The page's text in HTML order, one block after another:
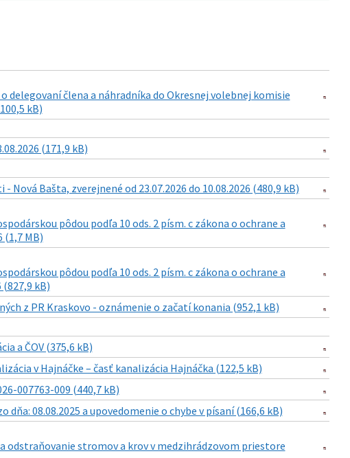
delegovaní člena a náhradníka do Okresnej volebnej komisie
kB)
(171,9 kB)
Bašta, zverejnené od 23.07.2026 do 10.08.2026 (480,9 kB)
pôdou podľa 10 ods. 2 písm. c zákona o ochrane a
(1,7 MB)
pôdou podľa 10 ods. 2 písm. c zákona o ochrane a
(827,9 kB)
z PR Kraskovo - oznámenie o začatí konania (952,1 kB)
a ČOV (375,6 kB)
v Hajnáčke – časť kanalizácia Hajnáčka (122,5 kB)
007763-009 (440,7 kB)
08.08.2025 a upovedomenie o chybe v písaní (166,6 kB)
odstraňovanie stromov a krov v medzihrádzovom priestore